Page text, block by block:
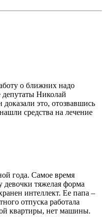
о ближних надо
депутаты Николай
это, отозвавшись
средства на лечение
года. Самое время
тяжелая форма
интеллект. Ее папа –
отпуска работала
квартиры, нет машины.